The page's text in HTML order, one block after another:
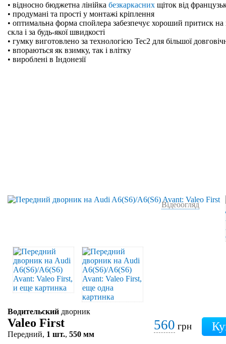
• відносно бюджетна лінійка безкаркасних щіток від
• продумані та прості у монтажі кріплення
• оптимальна форма спойлера забезпечує хороший притиск на
скла і за будь-якої швидкості
• гумку виготовлено за технологією Tec2 для більшої
• впораються як взимку, так і влітку
• вироблені в Індонезії
Відеоогляд
Водительский дворник
Valeo First
Передний, 1 шт., 550 мм
560 грн